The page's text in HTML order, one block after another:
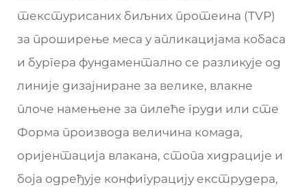
текстурисаних биљних протеина (TVP)
за проширење меса у апликацијама кобаса
и бургера фундаментално се разликује од
линије дизајниране за велике, влакне
плоче намењене за пилеће груди или сте
Форма производа величина комада,
оријентација влакана, стопа хидрације и
боја одређује конфигурацију екструдера,